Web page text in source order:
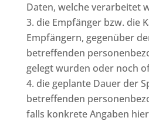
Daten, welche verarbeitet
die Empfänger bzw. die
Empfängern, gegenüber
betreffenden
gelegt wurden oder noch
die geplante Dauer der
betreffenden
falls konkrete Angaben